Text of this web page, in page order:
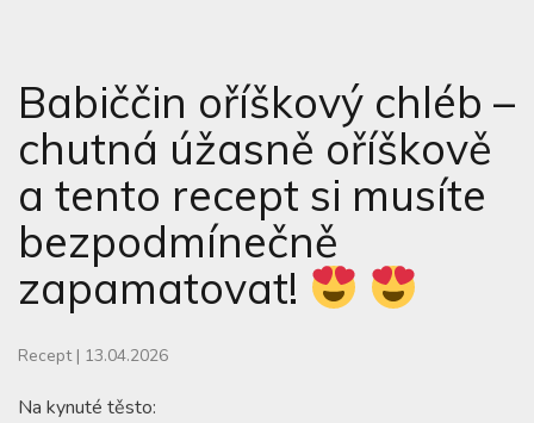
Babiččin oříškový chléb –
chutná úžasně oříškově
a tento recept si musíte
bezpodmínečně
zapamatovat!
Recept | 13.04.2026
Na kynuté těsto: